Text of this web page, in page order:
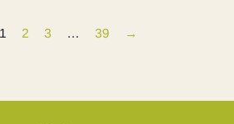
1 2 3 … 39 →